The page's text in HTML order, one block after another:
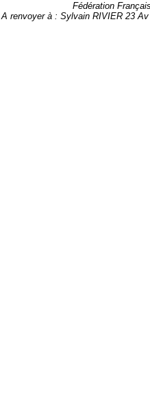
Fédération
A renvoyer à : Sylvain RIVIER 23